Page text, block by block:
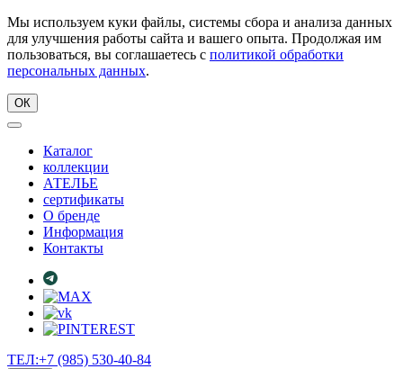
Мы используем куки файлы, системы сбора и анализа данных
для улучшения работы сайта и вашего опыта. Продолжая им
пользоваться, вы соглашаетесь с политикой обработки
персональных данных.
ОК
Каталог
коллекции
АТЕЛЬЕ
сертификаты
О бренде
Информация
Контакты
ТЕЛ:+7 (985) 530-40-84